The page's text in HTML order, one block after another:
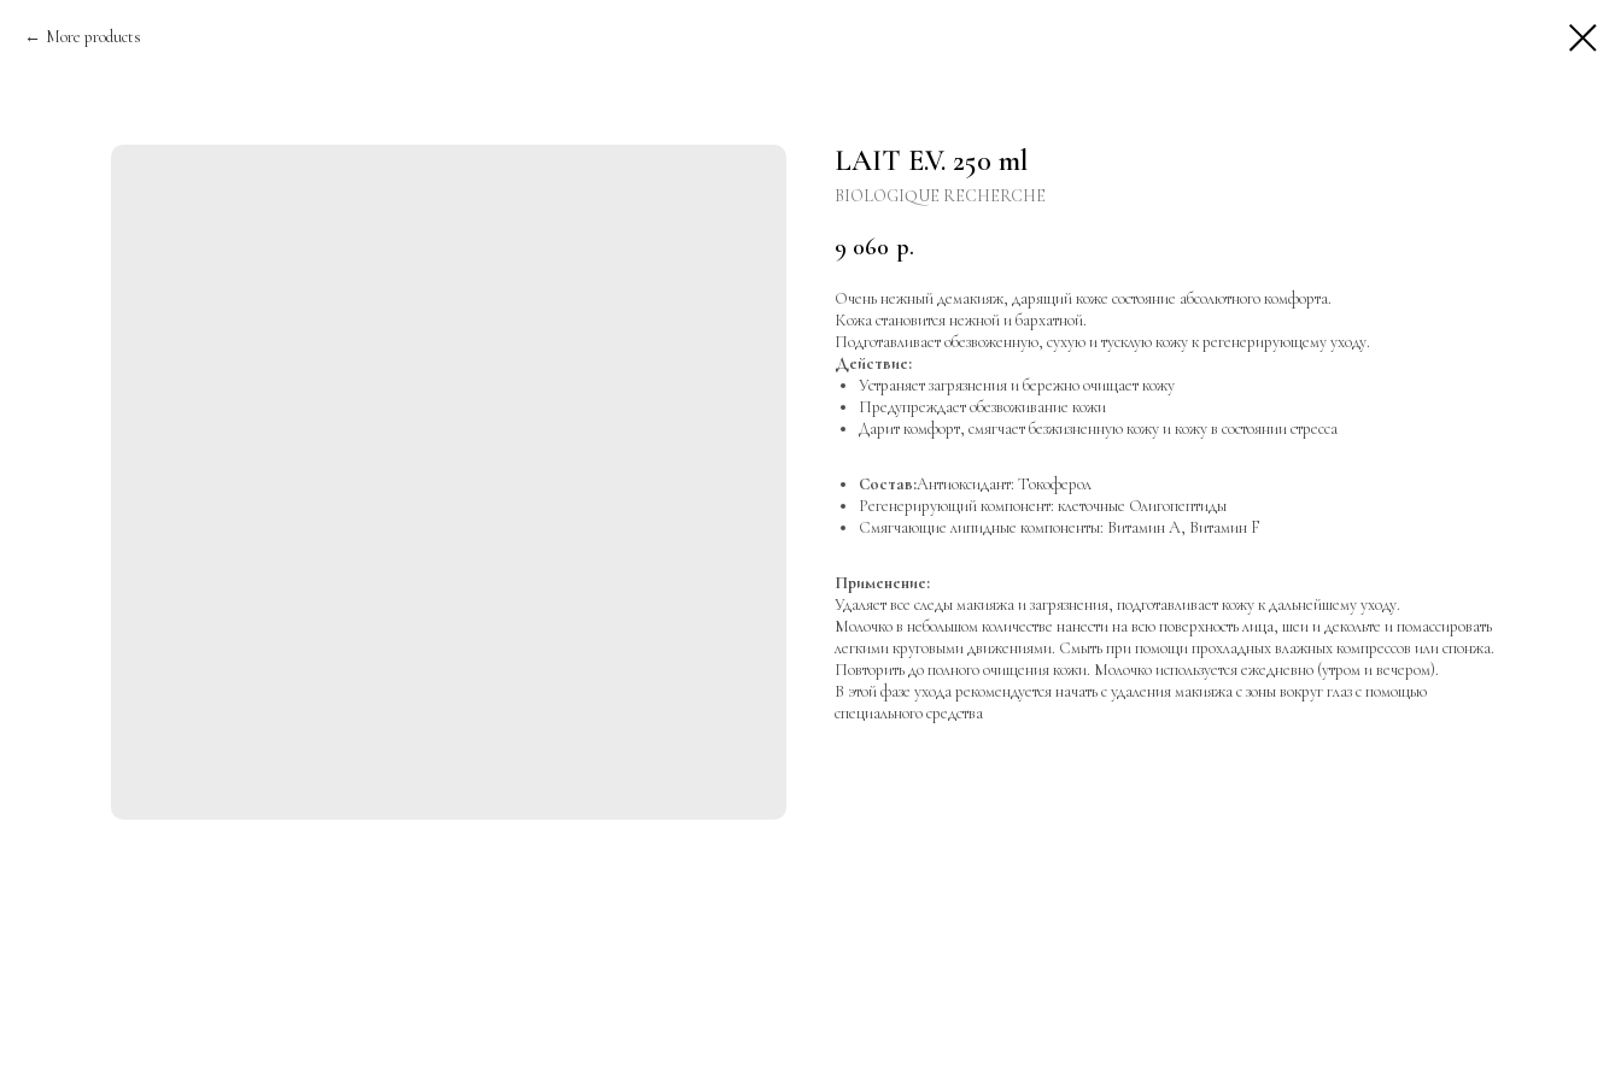
More products
LAIT E.V. 250 ml
BIOLOGIQUE RECHERCHE
9 060 р.
Очень нежный демакияж, дарящий коже состояние абсолютного комфорта.
Кожа становится нежной и бархатной.
Подготавливает обезвоженную, сухую и тусклую кожу к регенерирующему уходу.
Действие:
Устраняет загрязнения и бережно очищает кожу
Предупреждает обезвоживание кожи
Дарит комфорт, смягчает безжизненную кожу и кожу в состоянии стресса
Состав:Антиоксидант: Токоферол
Регенерирующий компонент: клеточные Олигопептиды
Смягчающие липидные компоненты: Витамин A, Витамин F
Применение:
Удаляет все следы макияжа и загрязнения, подготавливает кожу к дальнейшему уходу.
Молочко в небольшом количестве нанести на всю поверхность лица, шеи и декольте и помассировать
легкими круговыми движениями. Смыть при помощи прохладных влажных компрессов или спонжа.
Повторить до полного очищения кожи. Молочко используется ежедневно (утром и вечером).
В этой фазе ухода рекомендуется начать с удаления макияжа с зоны вокруг глаз с помощью
специального средства